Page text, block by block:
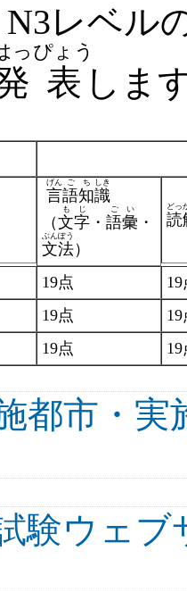
レベル
っ
表
ぴょう
しま
言
げん
語
ご
知
ち
識
しき
（文
も
字
じ
・ 語
ご
彙
い
・
文
ぶん
法
ぽう
）
読
どっ
19点
19点
19点
都市・
験ウェ